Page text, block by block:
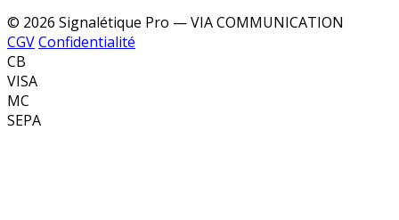
© 2026 Signalétique Pro — VIA COMMUNICATION
CGVConfidentialité
CB
VISA
MC
SEPA